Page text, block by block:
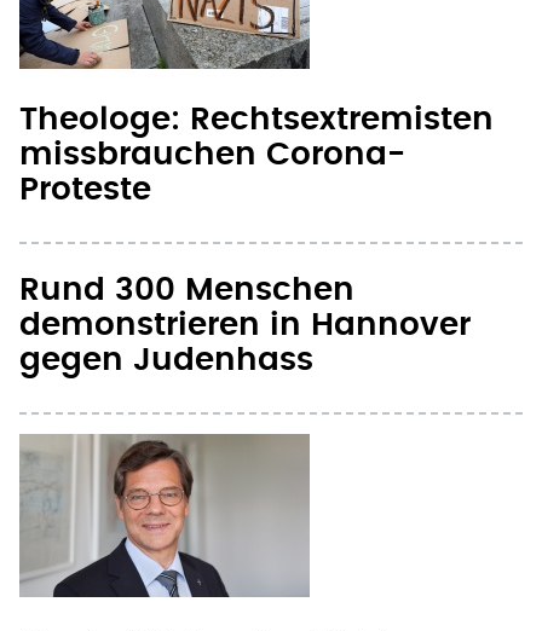
Theologe: Rechtsextremisten
missbrauchen Corona-
Proteste
Rund 300 Menschen
demonstrieren in Hannover
gegen Judenhass